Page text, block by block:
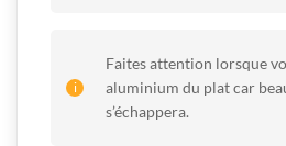
Faites attention lorsque
aluminium du plat car
s’échappera.